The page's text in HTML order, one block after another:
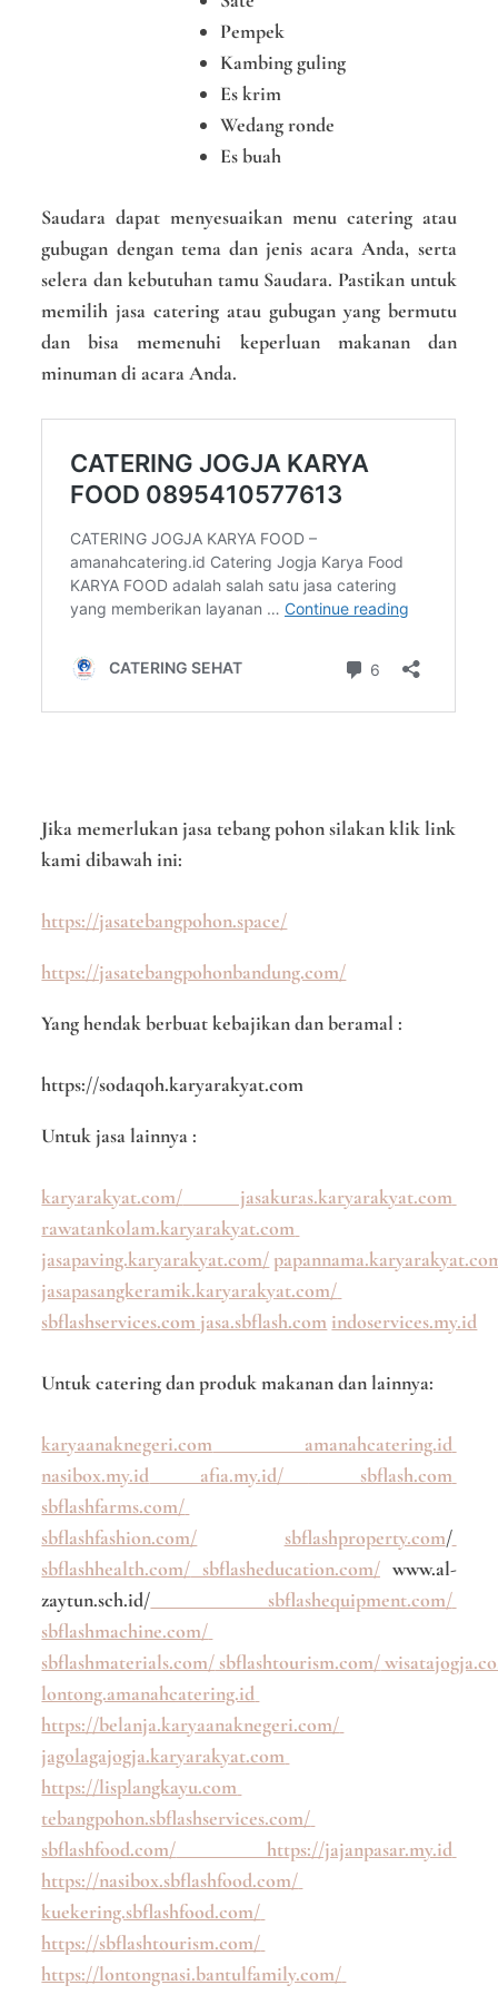
Pempek
Kambing guling
Es krim
Wedang ronde
Es buah
Saudara dapat menyesuaikan menu catering atau
gubugan dengan tema dan jenis acara Anda, serta
selera dan kebutuhan tamu Saudara. Pastikan untuk
memilih jasa catering atau gubugan yang bermutu
dan bisa memenuhi keperluan makanan dan
minuman di acara Anda.
Jika memerlukan jasa tebang pohon silakan klik link
kami dibawah ini:
https://jasatebangpohon.space/
https://jasatebangpohonbandung.com/
Yang hendak berbuat kebajikan dan beramal :
https://sodaqoh.karyarakyat.com
Untuk jasa lainnya :
karyarakyat.com/ jasakuras.karyarakyat.com
rawatankolam.karyarakyat.com
jasapaving.karyarakyat.com/
jasapasangkeramik.karyarakyat.com/
sbflashservices.com jasa.sbflash.com indoservices.my.id
Untuk catering dan produk makanan dan lainnya:
karyaanaknegeri.com amanahcatering.id
nasibox.my.id afia.my.id/
sbflash.com
sbflashfarms.com/
sbflashfashion.com/
sbflashproperty.com/
sbflashhealth.com/ sbflasheducation.com/ www.al-
zaytun.sch.id/ sbflashequipment.com/
sbflashmachine.com/
sbflashmaterials.com/ sbflashtourism.com/
lontong.amanahcatering.id
https://belanja.karyaanaknegeri.com/
jagolagajogja.karyarakyat.com
https://lisplangkayu.com
tebangpohon.sbflashservices.com/
sbflashfood.com/ https://jajanpasar.my.id
https://nasibox.sbflashfood.com/
kuekering.sbflashfood.com/
https://sbflashtourism.com/
https://lontongnasi.bantulfamily.com/